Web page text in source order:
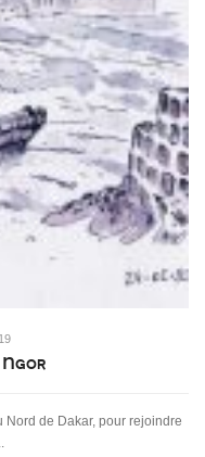
Ngor
Nord de Dakar, pour rejoindre